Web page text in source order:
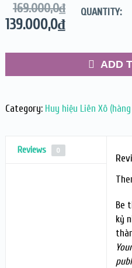
169.000,0₫
139.000,0₫
QUANTITY:
ADD
Category: Huy hiệu Liên Xô
Reviews 0
Be
kỷ